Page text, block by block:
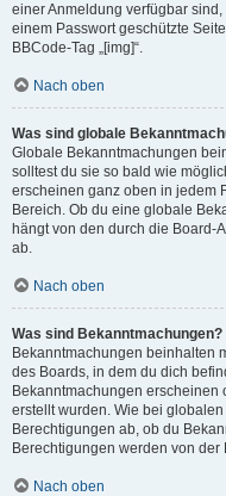
einer Anmeldung verfügbar
einem Passwort geschützte
BBCode-Tag „[img]“.
Nach oben
Was sind globale
Globale Bekanntmachungen
solltest du sie so bald wie
erscheinen ganz oben in jedem
Bereich. Ob du eine globale
hängt von den durch die Board-
ab.
Nach oben
Was sind Bekanntmachungen?
Bekanntmachungen beinhalten
des Boards, in dem du dich
Bekanntmachungen erscheinen
erstellt wurden. Wie bei
Berechtigungen ab, ob du
Berechtigungen werden von
Nach oben